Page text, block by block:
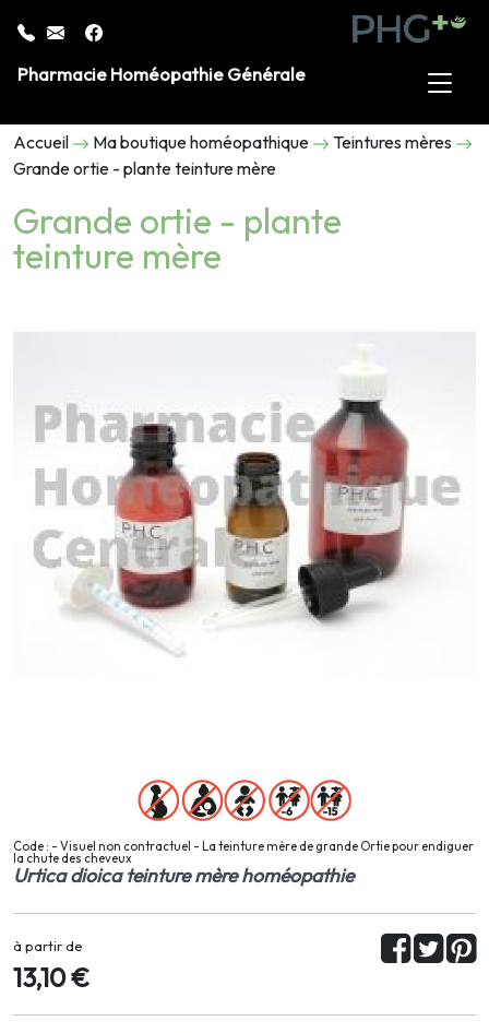
Pharmacie Homéopathie Générale
Accueil Ma boutique homéopathique
Teintures mères
Grande ortie - plante teinture mère
Grande ortie - plante
teinture mère
Code : - Visuel non contractuel - La teinture mère de grande Ortie pour endiguer
la chute des cheveux
Urtica dioica teinture mère homéopathie
à partir de
13,10 €